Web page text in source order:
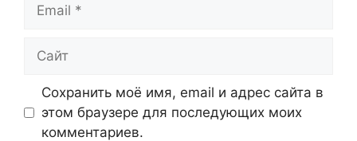
Сохранить моё имя, email и адрес сайта в
этом браузере для последующих моих
комментариев.